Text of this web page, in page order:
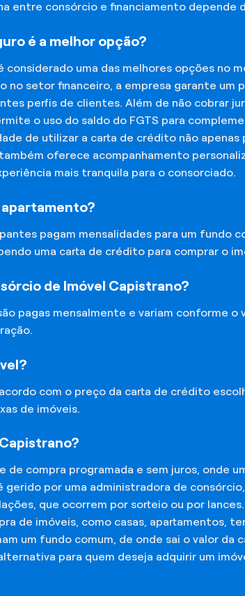
entre consórcio e financiamento depende
é a melhor opção?
considerado uma das melhores opções no
no setor financeiro, a empresa garante
perfis de clientes. Além de não cobrar
o uso do saldo do FGTS para
de utilizar a carta de crédito não apenas
oferece acompanhamento
mais tranquila para o consorciado.
pagam mensalidades para um fundo
uma carta de crédito para comprar o
de Imóvel Capistrano?
pagas mensalmente e variam conforme
com o preço da carta de crédito
de imóveis.
de compra programada e sem juros, onde
gerido por uma administradora de
que ocorrem por sorteio ou por
de imóveis, como casas, apartamentos,
um fundo comum, de onde sai o valor da
para quem deseja adquirir um